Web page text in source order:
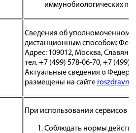
иммунобиологических
Сведения об уполномоченном
дистанционным способом:
Адрес: 109012, Москва,
тел. +7 (499) 578-06-70, +7 (499)
Актуальные сведения о
размещены на сайте
При использовании сервисов
Соблюдать нормы